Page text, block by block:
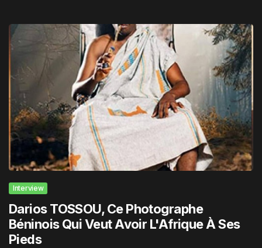
Interview
Darios TOSSOU, Ce Photographe
Béninois Qui Veut Avoir L'Afrique À Ses
Pieds